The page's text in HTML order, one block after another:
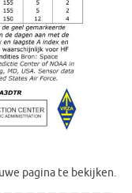
pagina te bekijken.